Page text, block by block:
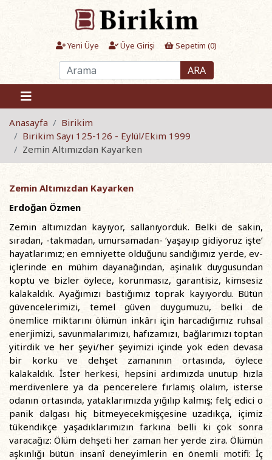
Yeni Üye Üye Girişi Sepetim (0)
ARA
Anasayfa
Birikim
Birikim Sayı 125-126 - Eylül/Ekim 1999
Zemin Altımızdan Kayarken
Zemin Altımızdan Kayarken
Erdoğan Özmen
Zemin altımızdan kayıyor, sallanıyorduk. Belki de sakin,
sıradan, -takmadan, umursamadan- ‘yaşayıp gidiyoruz işte’
hayatlarımız; en emniyette olduğunu sandığımız yerde, ev-
içlerinde en mühim dayanağından, aşinalık duygusundan
koptu ve bizler öylece, korunmasız, garantisiz, kimsesiz
kalakaldık. Ayağımızı bastığımız toprak kayıyordu. Bütün
güvencelerimizi, temel güven duygumuzu, belki de
önemlice miktarını ölümün inkârı için harcadığımız ruhsal
enerjimizi, savunmalarımızı, hafızamızı, bağlarımızı toptan
yitirdik ve her şeyi/her şeyimizi içinde yok eden devasa
bir korku ve dehşet zamanının ortasında, öylece
kalakaldık. İster herkesi, hepsini ardımızda unutup hızla
merdivenlere ya da pencerelere fırlamış olalım, isterse
odanın ortasında, yataklarımızda yığılıp kalmış; felç edici o
panik dalgası hiç bitmeyecekmişçesine uzadıkça, içimiz
tükendikçe yaşadıklarımızın farkına belli ki çok sonra
varacağız: Ölüm dehşeti her zaman her yerde zira. Ölümün
aşkınlığı bütün insanî deneyimlerin en önemli motifi: İç